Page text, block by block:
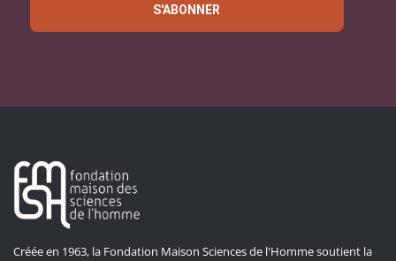
S'ABONNER
Créée en 1963, la Fondation Maison Sciences de l'Homme soutient la